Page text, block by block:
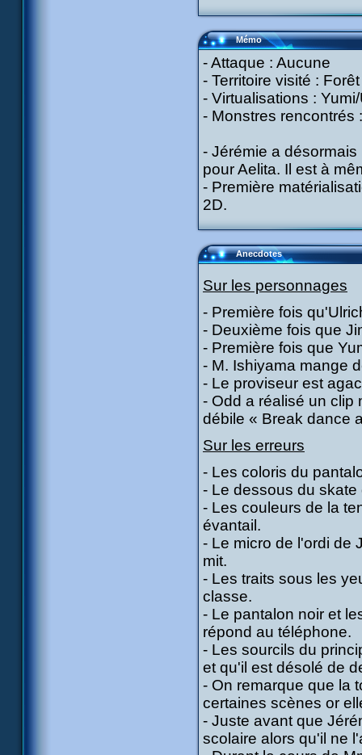
Mémo
- Attaque : Aucune
- Territoire visité : Forêt
- Virtualisations :
- Monstres rencontrés
- Jérémie a
pour Aelita. Il est à
- Première
2D.
Anecdotes
Sur les personnages
- Première fois
- Deuxième fois que
- Première fois que
- M. Ishiyama mange
- Le proviseur est
- Odd a réalisé un clip
débile « Break dance
Sur les erreurs
- Les coloris du
- Le dessous du
- Les couleurs de la
évantail.
- Le micro de l'ordi de
mit.
- Les traits sous les
classe.
- Le pantalon noir et
répond au téléphone.
- Les sourcils du
et qu'il est désolé de
- On remarque que la
certaines scènes or
- Juste avant que
scolaire alors qu'il ne